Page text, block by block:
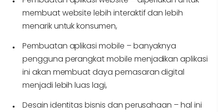
membuat website lebih interaktif dan lebih
menarik untuk konsumen,
Pembuatan aplikasi mobile – banyaknya
pengguna perangkat mobile menjadikan aplikasi
ini akan membuat daya pemasaran digital
menjadi lebih luas lagi,
Desain identitas bisnis dan perusahaan – hal ini